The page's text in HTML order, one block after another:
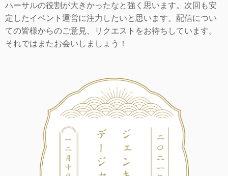
ハーサルの役割が大きかったなと強く思います。次回も安
定したイベント運営に注力したいと思います。配信につい
ての皆様からのご意見、リクエストをお待ちしています。
それではまたお会いしましょう！